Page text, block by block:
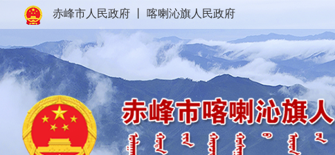
赤峰市人民政府 喀喇沁旗人民政府